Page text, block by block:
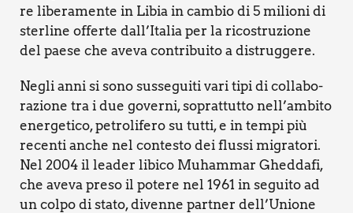
re libe­ra­men­te in Libia in cam­bio di 5 milio­ni di
ster­li­ne offer­te dall’Italia per la rico­stru­zio­ne
del pae­se che ave­va con­tri­bui­to a distrug­ge­re.
Negli anni si sono sus­se­gui­ti vari tipi di col­la­bo­
ra­zio­ne tra i due gover­ni, soprat­tut­to nell’ambito
ener­ge­ti­co, petro­li­fe­ro su tut­ti, e in tem­pi più
recen­ti anche nel con­te­sto dei flus­si migra­to­ri.
Nel 2004 il lea­der libi­co Muham­mar Ghed­da­fi,
che ave­va pre­so il pote­re nel 1961 in segui­to ad
un col­po di sta­to, diven­ne part­ner dell’Unione